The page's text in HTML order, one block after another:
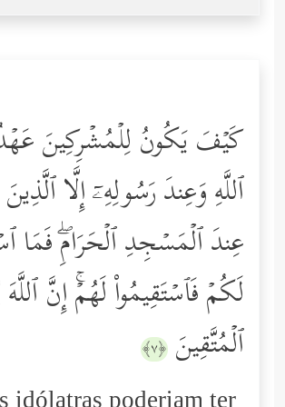
كَیۡفَ یَكُونُ لِلۡمُشۡرِكِینَ
ٱللَّهِ وَعِندَ رَسُولِهِۦۤ إِلَّا
عِندَ ٱلۡمَسۡجِدِ ٱلۡحَرَامِۖ فَمَا
لَكُمۡ فَٱسۡتَقِیمُواْ لَهُمۡۚ إِنَّ
ٱلۡمُتَّقِینَ ﴿٧﴾